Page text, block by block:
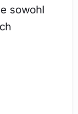
sowohl